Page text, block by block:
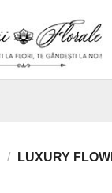
/ LUXURY